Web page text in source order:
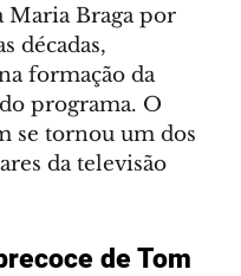
Maria Braga por
décadas,
formação da
programa. O
se tornou um dos
da televisão
de Tom